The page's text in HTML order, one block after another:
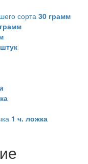
сорта 30 грамм
грамм
штук
1 ч. ложка